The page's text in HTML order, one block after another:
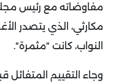
مفاوضاته مع رئيس
مكارثي، الذي يتصدر
النواب، كانت "مثمرة".
وجاء التقييم